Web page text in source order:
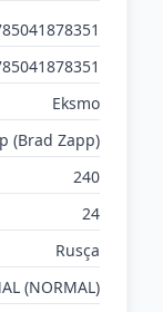
Eksmo
(Brad Zapp)
240
24
Rusça
(NORMAL)